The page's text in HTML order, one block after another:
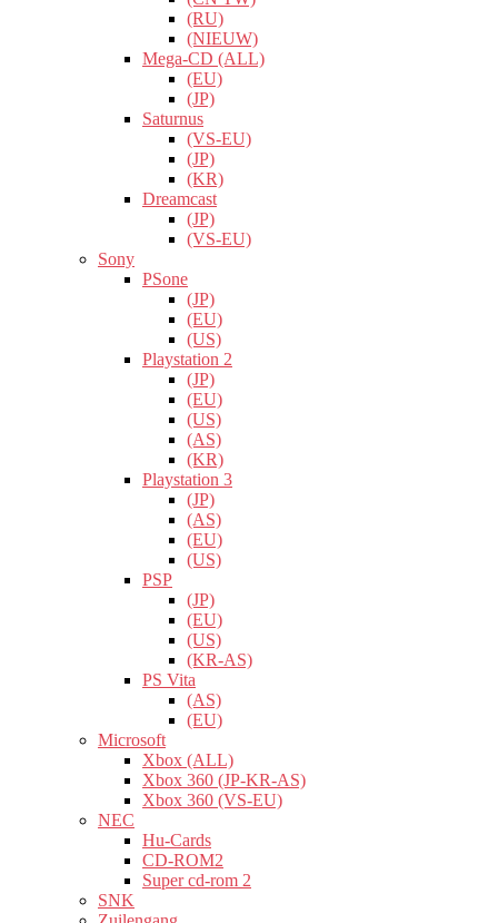
(RU)
(NIEUW)
Mega-CD (ALL)
(EU)
(JP)
Saturnus
(VS-EU)
(JP)
(KR)
Dreamcast
(JP)
(VS-EU)
Sony
PSone
(JP)
(EU)
(US)
Playstation 2
(JP)
(EU)
(US)
(AS)
(KR)
Playstation 3
(JP)
(AS)
(EU)
(US)
PSP
(JP)
(EU)
(US)
(KR-AS)
PS Vita
(AS)
(EU)
Microsoft
Xbox (ALL)
Xbox 360 (JP-KR-AS)
Xbox 360 (VS-EU)
NEC
Hu-Cards
CD-ROM2
Super cd-rom 2
SNK